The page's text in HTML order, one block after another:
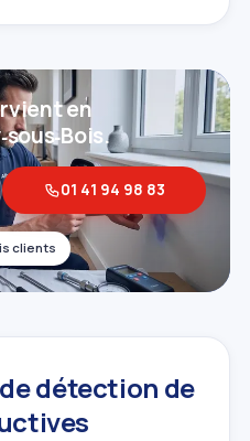
clients
en
01 41 94 98 83
détection de